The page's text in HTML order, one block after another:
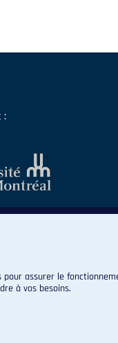
:
assurer le
à vos besoins.